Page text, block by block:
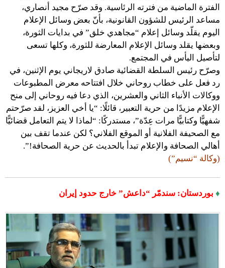
الفترة الماضية من فترته الرئاسية. وقد صرّح مجيد أنصاري،
مساعد الرئيس للشؤون القانونية، بأنّ بعض وسائل الإعلام
اليوم يقلّد وسائل إعلام “مجاهدي خلق” في بدايات الثورة،
وبعضها يقلد وسائل الإعلام المعارضة للثورة، وكلها تسعى
لتأصيل اليأس في المجتمع.
وصرّح رئيس السلطة القضائية صادق لاريجاني يوم الإثنين، في
رد فعل على خطاب روحاني خلال افتتاحه معرض المطبوعات
ووكالات الأنباء الثاني والعشرين، الذي دعا فيه روحاني إلى منح
الإعلام مزيدًا من حرية التعبير، قائلًا: “يا أخي العزيز، لقد صرّحتم
شفهيًّا وكتابيًّا مرات عِدّة”، مستدركًا: “لماذا لا يتم التعامل قضائيًّا
مع الصحيفة الفلانية أو الموقع الفلاني؟ لكن عندما تقف بين
أهالي الصحافة والإعلام تبدأ بالحديث عن حرية الصحافة!”.
(وكالة “نسيم”)
♦ بوردستان: سندمّر “داعش” خارج حدود إيران